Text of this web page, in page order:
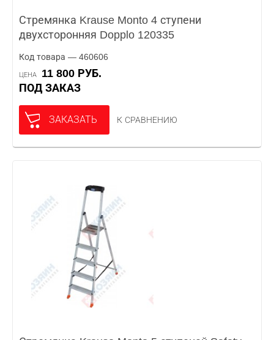
Стремянка Krause Monto 4 ступени
двухсторонняя Dopplo 120335
Код товара — 460606
ЦЕНА
11 800 РУБ.
ПОД ЗАКАЗ
ЗАКАЗАТЬ К СРАВНЕНИЮ